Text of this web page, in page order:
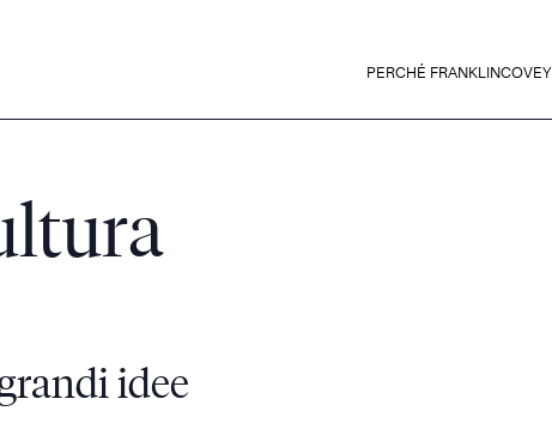
PERCHÉ FRANKLINCOVEY
idee